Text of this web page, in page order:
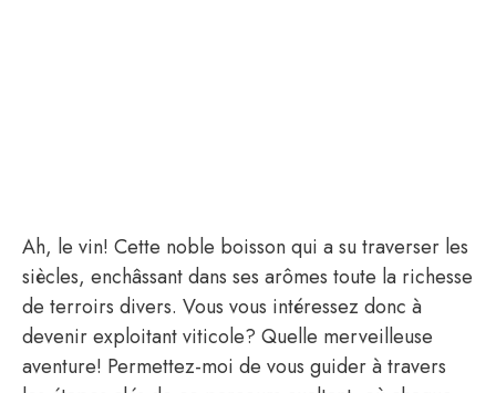
Ah, le vin! Cette noble boisson qui a su traverser les
siècles, enchâssant dans ses arômes toute la richesse
de terroirs divers. Vous vous intéressez donc à
devenir exploitant viticole? Quelle merveilleuse
aventure! Permettez-moi de vous guider à travers